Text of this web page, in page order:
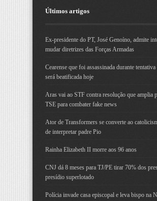
Últimos artigos
Ex-presidente do PT, José Genoíno, admite
mudar diretrizes das Forças Armadas
Cearense que foi assassinada durante
será beatificada hoje
Aras vai ao STF contra resolução que amplia
TSE para combater fake news
Ator de Transformers se converte ao
de interpretar padre Pio
Rainha Elizabeth II morre aos 96 anos
CNJ dá 8 meses para TJ/PE tirar 70% dos
presídio superlotado
Polícia invade casa episcopal e leva bispo na